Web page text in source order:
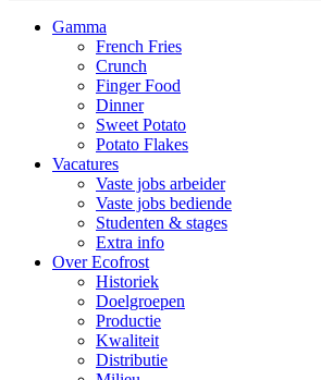
Gamma
French Fries
Crunch
Finger Food
Dinner
Sweet Potato
Potato Flakes
Vacatures
Vaste jobs arbeider
Vaste jobs bediende
Studenten & stages
Extra info
Over Ecofrost
Historiek
Doelgroepen
Productie
Kwaliteit
Distributie